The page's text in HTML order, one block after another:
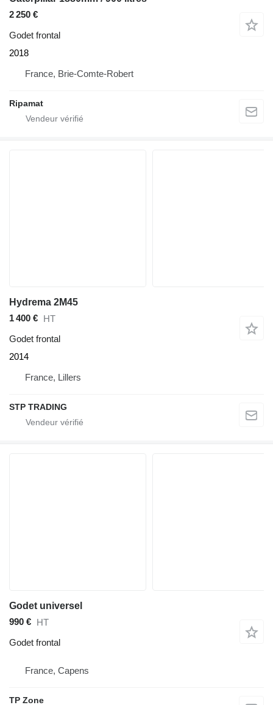
2 250 €
Godet frontal
2018
France, Brie-Comte-Robert
Ripamat
Hydrema 2M45
1 400 € HT
Godet frontal
2014
France, Lillers
STP TRADING
Godet universel
990 € HT
Godet frontal
France, Capens
TP Zone